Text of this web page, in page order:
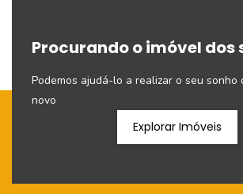
Procurando o imóvel dos
Podemos ajudá-lo a realizar o seu sonho
novo
Explorar Imóveis